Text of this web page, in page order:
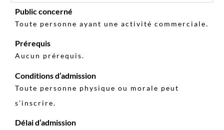
Public concerné
Toute personne ayant une activité commerciale.
Prérequis
Aucun prérequis.
Conditions d’admission
Toute personne physique ou morale peut
s’inscrire.
Délai d’admission